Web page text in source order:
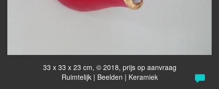
33 x 33 x 23 cm, © 2018, prijs op aanvraag
Ruimtelijk | Beelden | Keramiek